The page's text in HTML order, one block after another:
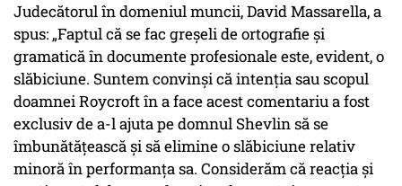
Judecătorul în domeniul muncii, David Massarella, a
spus: „Faptul că se fac greșeli de ortografie și
gramatică în documente profesionale este, evident, o
slăbiciune. Suntem convinși că intenția sau scopul
doamnei Roycroft în a face acest comentariu a fost
exclusiv de a-l ajuta pe domnul Shevlin să se
îmbunătățească și să elimine o slăbiciune relativ
minoră în performanța sa. Considerăm că reacția și